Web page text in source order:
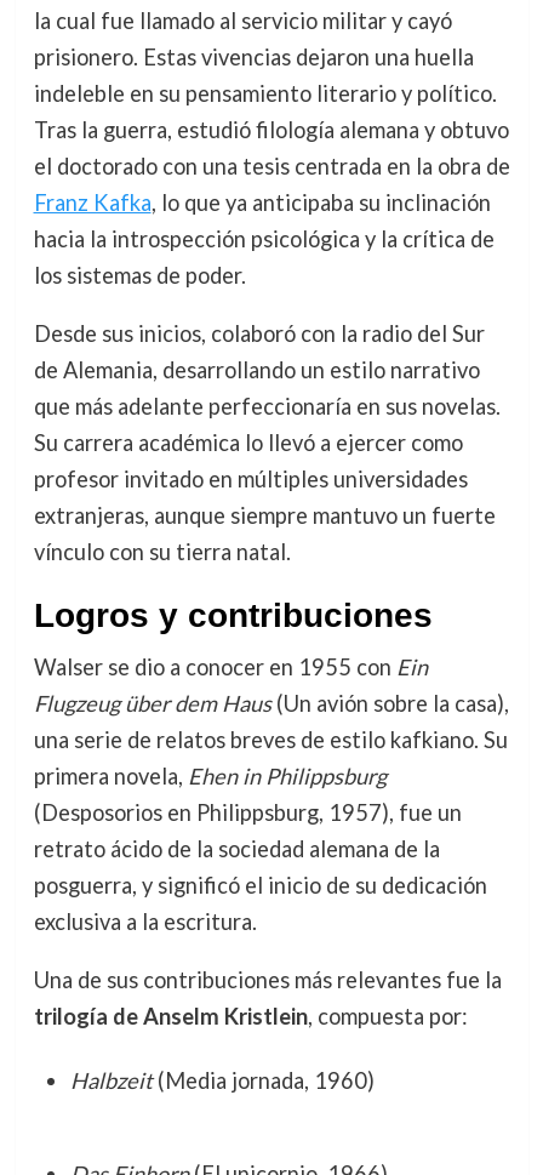
la cual fue llamado al servicio militar y cayó
prisionero. Estas vivencias dejaron una huella
indeleble en su pensamiento literario y político.
Tras la guerra, estudió filología alemana y obtuvo
el doctorado con una tesis centrada en la obra de
Franz Kafka, lo que ya anticipaba su inclinación
hacia la introspección psicológica y la crítica de
los sistemas de poder.
Desde sus inicios, colaboró con la radio del Sur
de Alemania, desarrollando un estilo narrativo
que más adelante perfeccionaría en sus novelas.
Su carrera académica lo llevó a ejercer como
profesor invitado en múltiples universidades
extranjeras, aunque siempre mantuvo un fuerte
vínculo con su tierra natal.
Logros y contribuciones
Walser se dio a conocer en 1955 con Ein
Flugzeug über dem Haus(Un avión sobre la casa),
una serie de relatos breves de estilo kafkiano. Su
primera novela, Ehen in Philippsburg
(Desposorios en Philippsburg, 1957), fue un
retrato ácido de la sociedad alemana de la
posguerra, y significó el inicio de su dedicación
exclusiva a la escritura.
Una de sus contribuciones más relevantes fue la
trilogía de Anselm Kristlein, compuesta por:
Halbzeit(Media jornada, 1960)